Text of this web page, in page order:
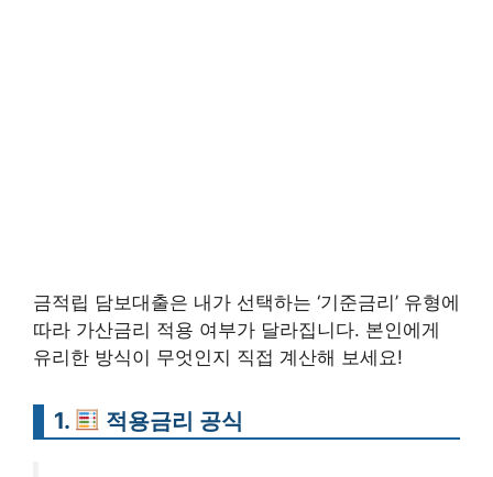
금적립 담보대출은 내가 선택하는 ‘기준금리’ 유형에
따라 가산금리 적용 여부가 달라집니다. 본인에게
유리한 방식이 무엇인지 직접 계산해 보세요!
1. 적용금리 공식